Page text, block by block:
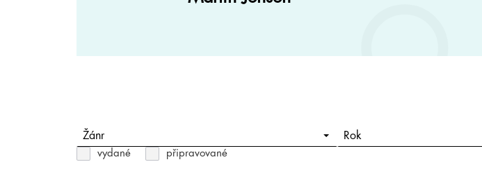
Žánr Rok
vydané připravované